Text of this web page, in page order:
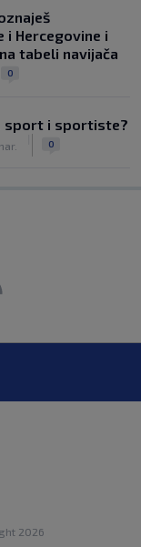
i Hercegovine i
tabeli navijača
0
sport i sportiste?
0
2026